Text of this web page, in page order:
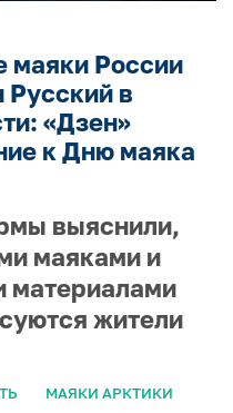
маяки России
Русский в
«Дзен»
к Дню маяка
выяснили,
маяками и
материалами
жители
МАЯКИ АРКТИКИ